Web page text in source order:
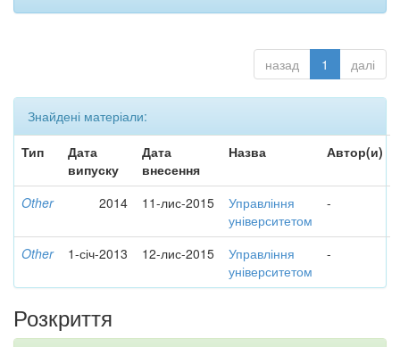
назад 1 далі
Знайдені матеріали:
Тип
Дата
випуску
Дата
внесення
Назва Автор(и)
Other 2014 11-лис-2015
Управління
університетом
-
Other 1-січ-2013 12-лис-2015
Управління
університетом
-
Розкриття